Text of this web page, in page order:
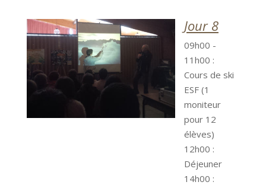
Jour 8
09h00 -
11h00 :
Cours de ski
ESF (1
moniteur
pour 12
élèves)
12h00 :
Déjeuner
14h00 :